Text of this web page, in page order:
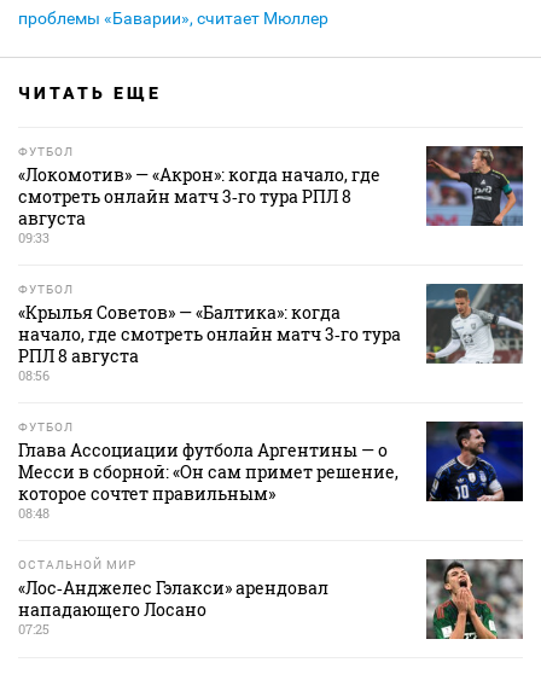
проблемы «Баварии», считает Мюллер
ЧИТАТЬ ЕЩЕ
ФУТБОЛ
«Локомотив» — «Акрон»: когда начало, где
смотреть онлайн матч 3‑го тура РПЛ 8
августа
09:33
ФУТБОЛ
«Крылья Советов» — «Балтика»: когда
начало, где смотреть онлайн матч 3‑го тура
РПЛ 8 августа
08:56
ФУТБОЛ
Глава Ассоциации футбола Аргентины — о
Месси в сборной: «Он сам примет решение,
которое сочтет правильным»
08:48
ОСТАЛЬНОЙ МИР
«Лос‑Анджелес Гэлакси» арендовал
нападающего Лосано
07:25